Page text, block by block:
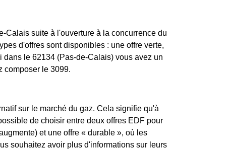
Calais suite à l'ouverture à la concurrence du
d'offres sont disponibles : une offre verte,
dans le 62134 (Pas-de-Calais) vous avez un
composer le 3099.
sur le marché du gaz. Cela signifie qu'à
de choisir entre deux offres EDF pour
et une offre « durable », où les
souhaitez avoir plus d'informations sur leurs